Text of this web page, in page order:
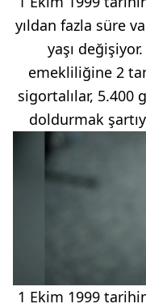
yıldan fazla süre
yaşı
emekliliğine 2
sigortalılar, 5.400
doldurmak
1 Ekim 1999